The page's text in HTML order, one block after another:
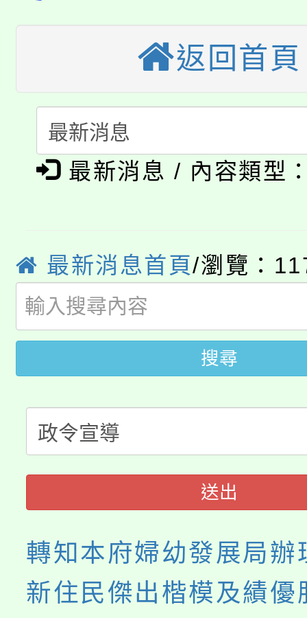
視費優惠，中低收入戶
半價優惠，詳情可洽有
者。
份教師增能研習
大溪自造教育及科技
份教師研習
會
115年食農教育專業人
程
「本色祭」8/29、30在
8/21下午1時於龍潭區
局官網。
8月14至27日，桃園電
開!
115年桃園市運動會8/
田徑場及游泳池舉行。
桃園市低收入戶享有免
視費優惠，中低收入戶
半價優惠，詳情可洽有
者。
大園自造教育及科技
份教師研習
淨零綠生活教案入校路
115年食農教育專業人
返回首頁
最新消息 / 內容類型
最新消息首頁/瀏覽：
搜尋
送出
轉知本府婦幼發展局辦
新住民傑出楷模及績優